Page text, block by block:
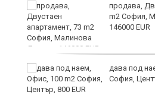
продава,
m2 София,
146000 EUR
дава под
София,